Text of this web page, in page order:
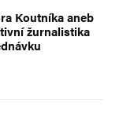
Koutníka aneb
žurnalistika